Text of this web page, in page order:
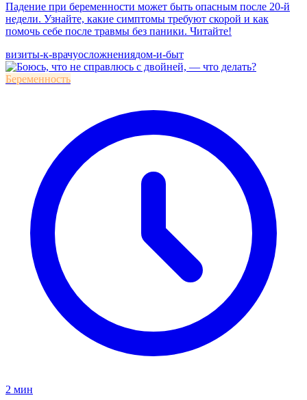
Падение при беременности может быть опасным после 20-й
недели. Узнайте, какие симптомы требуют скорой и как
помочь себе после травмы без паники. Читайте!
визиты-к-врачуосложнениядом-и-быт
Беременность
2 мин